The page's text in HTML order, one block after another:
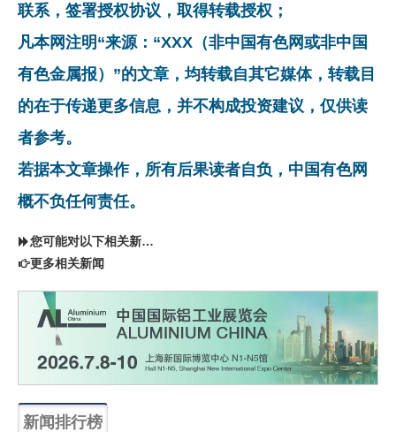
联系，签署授权协议，取得转载授权；
凡本网注明“来源：“XXX（非中国有色网或非中国
有色金属报）”的文章，均转载自其它媒体，转载目
的在于传递更多信息，并不构成投资建议，仅供读
者参考。
若据本文章操作，所有后果读者自负，中国有色网
概不负任何责任。
您可能对以下相关新闻同样感兴趣
更多相关新闻
新闻排行榜